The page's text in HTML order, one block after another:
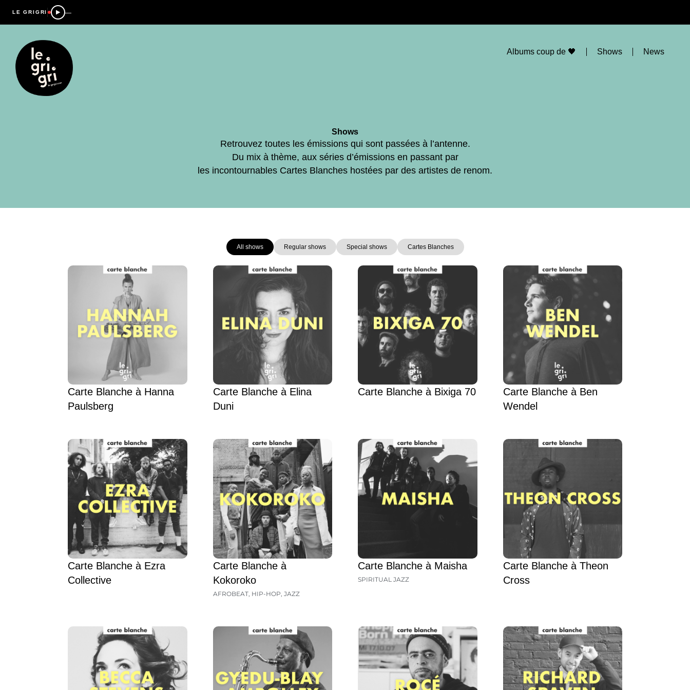
LE GRIGRI —
Albums coup de 🖤 Shows News
Shows
Retrouvez toutes les émissions qui sont passées à l’antenne.
Du mix à thème, aux séries d’émissions en passant par
les incontournables Cartes Blanches hostées par des artistes de renom.
All shows Regular shows Special shows Cartes Blanches
Carte Blanche à Hanna
Paulsberg
Carte Blanche à Elina
Duni
Carte Blanche à Bixiga 70
Carte Blanche à Ben
Wendel
Carte Blanche à Ezra
Collective
Carte Blanche à
Kokoroko
AFROBEAT, HIP-HOP JAZZ
Carte Blanche à Maisha
SPIRITUAL JAZZ
Carte Blanche à Theon
Cross
Page Page PagePagePage